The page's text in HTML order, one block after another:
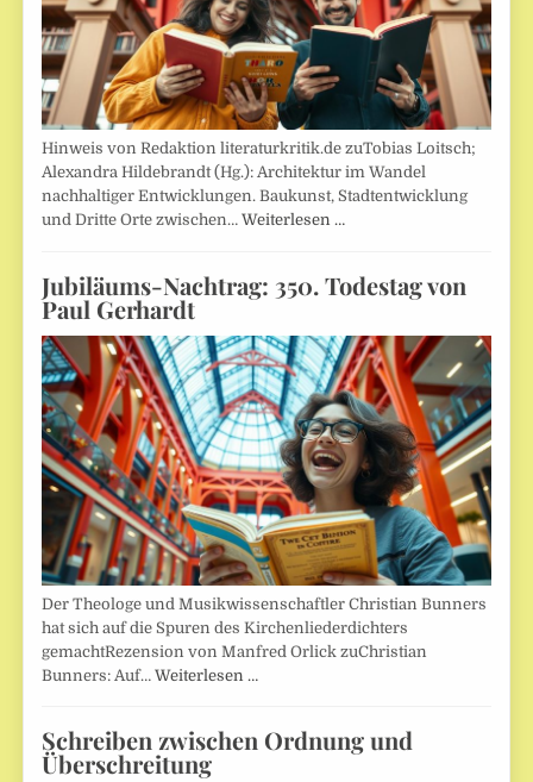
Hinweis von Redaktion literaturkritik.de zuTobias Loitsch;
Alexandra Hildebrandt (Hg.): Architektur im Wandel
nachhaltiger Entwicklungen. Baukunst, Stadtentwicklung
und Dritte Orte zwischen…Weiterlesen …
Jubiläums-Nachtrag: 350. Todestag von
Paul Gerhardt
Der Theologe und Musikwissenschaftler Christian Bunners
hat sich auf die Spuren des Kirchenliederdichters
gemachtRezension von Manfred Orlick zuChristian
Bunners: Auf…Weiterlesen …
Schreiben zwischen Ordnung und
Überschreitung